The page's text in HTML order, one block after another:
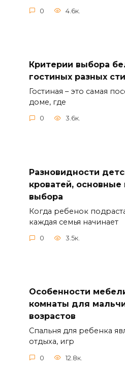
0 4.6к.
Критерии выбора
гостиных разных
Гостиная – это самая
доме, где
0 3.6к.
Разновидности
кроватей, основные
выбора
Когда ребенок
каждая семья начинает
0 3.5к.
Особенности
комнаты для
возрастов
Спальня для ребенка
отдыха, игр
0 12.8к.